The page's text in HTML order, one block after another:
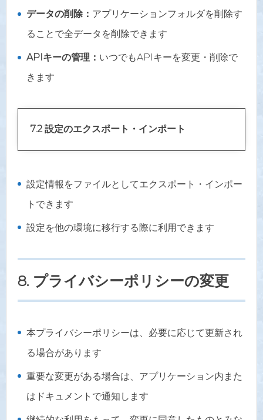
データの削除： アプリケーションフォルダを削除す
ることで全データを削除できます
APIキーの管理： いつでもAPIキーを変更・削除で
きます
7.2 設定のエクスポート・インポート
設定情報をファイルとしてエクスポート・インポー
トできます
設定を他の環境に移行する際に利用できます
8. プライバシーポリシーの変更
本プライバシーポリシーは、必要に応じて更新され
る場合があります
重要な変更がある場合は、アプリケーション内また
はドキュメントで通知します